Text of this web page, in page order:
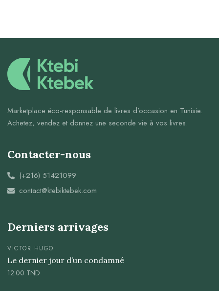
Marketplace éco-responsable de livres d’occasion en Tunisie.
Achetez, vendez et donnez une seconde vie à vos livres.
Contacter-nous
(+216) 51421099
contact@ktebiktebek.com
Derniers arrivages
VICTOR HUGO
Le dernier jour d’un condamné
12.00 TND